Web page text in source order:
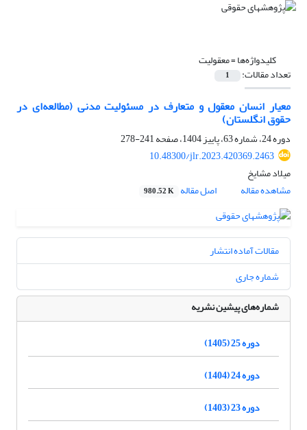
کلیدواژه‌ها =معقولیت
تعداد مقالات: 1
معیار انسان معقول و متعارف در مسئولیت مدنی (مطالعه‌ای در
حقوق انگلستان)
دوره 24، شماره 63، پاییز 1404، صفحه
241-278
10.48300/jlr.2023.420369.2463
میلاد مشایخ
مشاهده مقاله
اصل مقاله 980.52 K
مقالات آماده انتشار
شماره جاری
شماره‌های پیشین نشریه
دوره 25 (1405)
دوره 24 (1404)
دوره 23 (1403)